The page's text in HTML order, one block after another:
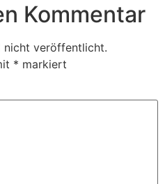
Kommentar
nicht veröffentlicht.
* markiert